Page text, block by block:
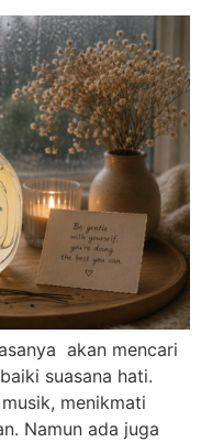
akan mencari
suasana hati.
menikmati
Namun ada juga